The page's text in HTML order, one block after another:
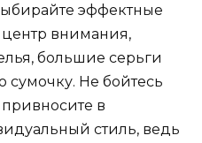
эффектные
внимания,
большие серьги
сумочку. Не бойтесь
в
стиль, ведь